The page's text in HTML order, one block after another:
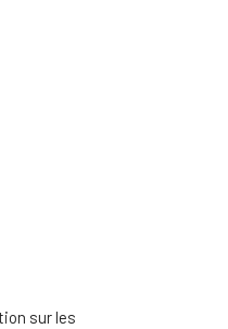
sur les